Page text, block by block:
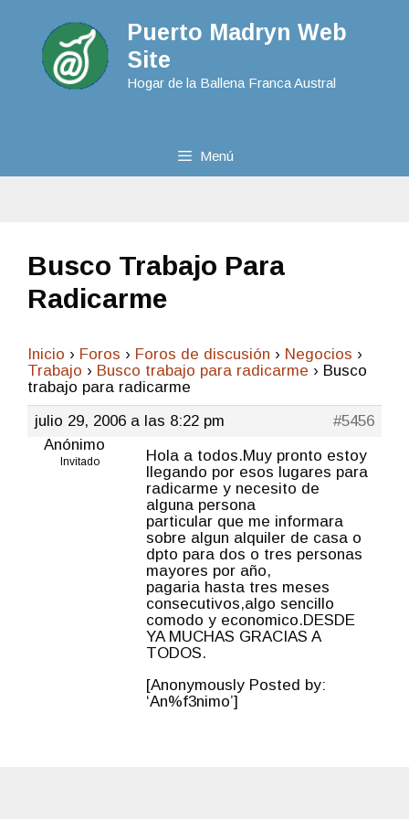
Puerto Madryn Web
Site
Hogar de la Ballena Franca Austral
Menú
Busco Trabajo Para
Radicarme
Inicio › Foros › Foros de discusión › Negocios ›
Trabajo › Busco trabajo para radicarme › Busco
trabajo para radicarme
julio 29, 2006 a las 8:22 pm
#5456
Anónimo
Invitado
Hola a todos.Muy pronto estoy
llegando por esos lugares para
radicarme y necesito de
alguna persona
particular que me informara
sobre algun alquiler de casa o
dpto para dos o tres personas
mayores por año,
pagaria hasta tres meses
consecutivos,algo sencillo
comodo y economico.DESDE
YA MUCHAS GRACIAS A
TODOS.
[Anonymously Posted by:
‘An%f3nimo’]